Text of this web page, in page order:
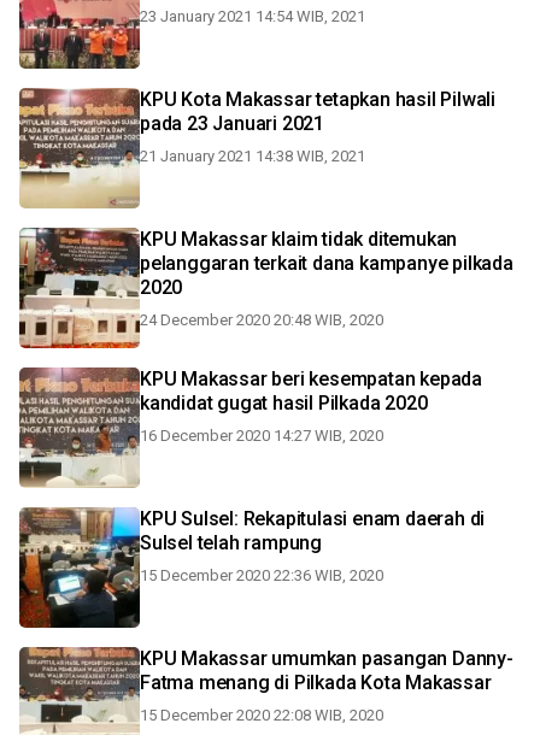
23 January 2021 14:54 WIB, 2021
KPU Kota Makassar tetapkan hasil Pilwali
pada 23 Januari 2021
21 January 2021 14:38 WIB, 2021
KPU Makassar klaim tidak ditemukan
pelanggaran terkait dana kampanye pilkada
2020
24 December 2020 20:48 WIB, 2020
KPU Makassar beri kesempatan kepada
kandidat gugat hasil Pilkada 2020
16 December 2020 14:27 WIB, 2020
KPU Sulsel: Rekapitulasi enam daerah di
Sulsel telah rampung
15 December 2020 22:36 WIB, 2020
KPU Makassar umumkan pasangan Danny-
Fatma menang di Pilkada Kota Makassar
15 December 2020 22:08 WIB, 2020